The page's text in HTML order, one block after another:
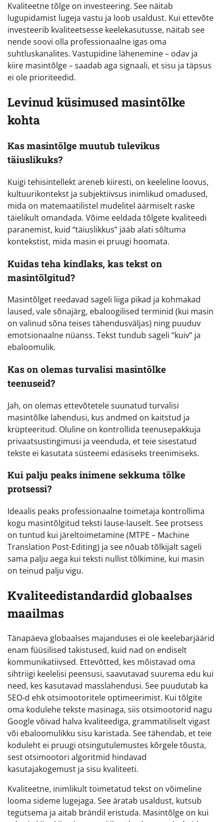
Kvaliteetne tõlge on investeering. See näitab
lugupidamist lugeja vastu ja loob usaldust. Kui ettevõte
investeerib kvaliteetsesse keelekasutusse, näitab see
nende soovi olla professionaalne igas oma
suhtluskanalites. Vastupidine lähenemine – odav ja
kiire masintõlge – saadab aga signaali, et sisu ja täpsus
ei ole prioriteedid.
Levinud küsimused masintõlke
kohta
Kas masintõlge muutub tulevikus
täiuslikuks?
Kuigi tehisintellekt areneb kiiresti, on keeleline loovus,
kultuurikontekst ja subjektiivsus inimlikud omadused,
mida on matemaatilistel mudelitel äärmiselt raske
täielikult omandada. Võime eeldada tõlgete kvaliteedi
paranemist, kuid “täiuslikkus” jääb alati sõltuma
kontekstist, mida masin ei pruugi hoomata.
Kuidas teha kindlaks, kas tekst on
masintõlgitud?
Masintõlget reedavad sageli liiga pikad ja kohmakad
laused, vale sõnajärg, ebaloogilised terminid (kui masin
on valinud sõna teises tähendusväljas) ning puuduv
emotsionaalne nüanss. Tekst tundub sageli “kuiv” ja
ebaloomulik.
Kas on olemas turvalisi masintõlke
teenuseid?
Jah, on olemas ettevõtetele suunatud turvalisi
masintõlke lahendusi, kus andmed on kaitstud ja
krüpteeritud. Oluline on kontrollida teenusepakkuja
privaatsustingimusi ja veenduda, et teie sisestatud
tekste ei kasutata süsteemi edasiseks treenimiseks.
Kui palju peaks inimene sekkuma tõlke
protsessi?
Ideaalis peaks professionaalne toimetaja kontrollima
kogu masintõlgitud teksti lause-lauselt. See protsess
on tuntud kui järeltoimetamine (MTPE – Machine
Translation Post-Editing) ja see nõuab tõlkijalt sageli
sama palju aega kui teksti nullist tõlkimine, kui masin
on teinud palju vigu.
Kvaliteedistandardid globaalses
maailmas
Tänapäeva globaalses majanduses ei ole keelebarjäärid
enam füüsilised takistused, kuid nad on endiselt
kommunikatiivsed. Ettevõtted, kes mõistavad oma
sihtriigi keelelisi peensusi, saavutavad suurema edu kui
need, kes kasutavad masslahendusi. See puudutab ka
SEO-d ehk otsimootoritele optimeerimist. Kui tõlgite
oma kodulehe tekste masinaga, siis otsimootorid nagu
Google võivad halva kvaliteediga, grammatiliselt vigast
või ebaloomulikku sisu karistada. See tähendab, et teie
koduleht ei pruugi otsingutulemustes kõrgele tõusta,
sest otsimootori algoritmid hindavad
kasutajakogemust ja sisu kvaliteeti.
Kvaliteetne, inimlikult toimetatud tekst on võimeline
looma sideme lugejaga. See äratab usaldust, kutsub
tegutsema ja aitab brändil eristuda. Masintõlge on kui